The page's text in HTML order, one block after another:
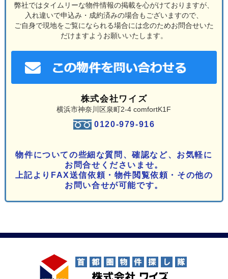
弊社ではタイムリーな物件情報の掲載を心がけておりますが、
入れ違いで申込み・成約済みの場合もございますので、
ご自身で現地をご覧になられる場合には念のためお問合せいた
だけますようお願いいたします。
株式会社ワイズ
横浜市神奈川区泉町2-4 comfortK1F
0120-979-916
物件についての些細な質問、確認など、お気軽に
お問合せくださいませ。
上記よりFAX送信依頼・物件閲覧依頼・その他の
お問い合せが可能です。